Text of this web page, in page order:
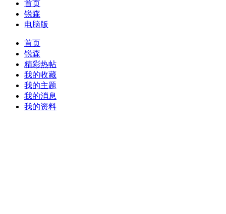
首页
锐森
电脑版
首页
锐森
精彩热帖
我的收藏
我的主题
我的消息
我的资料